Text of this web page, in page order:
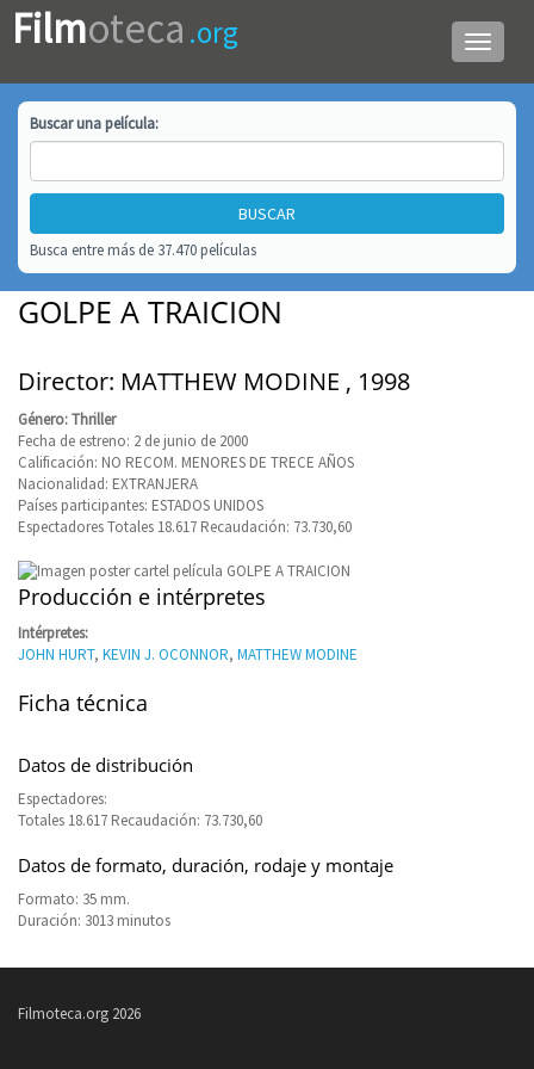
Menú
de
Filmoteca .org
Buscar unapelícula:
Busca entre más de 37.470 películas
GOLPE A TRAICION
Director: MATTHEW MODINE , 1998
Género: Thriller
Fecha de estreno: 2 de junio de 2000
Calificación: NO RECOM. MENORES DE TRECE AÑOS
Nacionalidad: EXTRANJERA
Países participantes: ESTADOS UNIDOS
Espectadores Totales 18.617 Recaudación: 73.730,60
Producción e intérpretes
Intérpretes:
JOHN HURT, KEVIN J. OCONNOR, MATTHEW MODINE
Ficha técnica
Datos de distribución
Espectadores:
Totales 18.617 Recaudación: 73.730,60
Datos de formato, duración, rodaje y montaje
Formato: 35 mm.
Duración: 3013 minutos
Filmoteca.org 2026